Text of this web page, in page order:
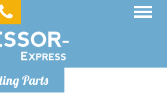
Parts